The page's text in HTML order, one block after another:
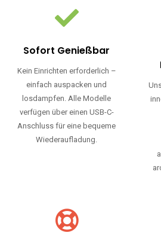
Sofort Genießbar
Kein Einrichten erforderlich –
einfach auspacken und
losdampfen. Alle Modelle
verfügen über einen USB-C-
Anschluss für eine bequeme
Wiederaufladung.